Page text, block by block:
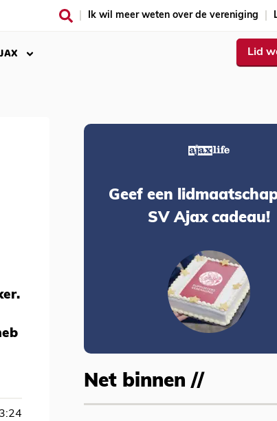
Ik wil meer weten over de vereniging
Lid
Geef een
SV Ajax cadeau!
Net binnen //